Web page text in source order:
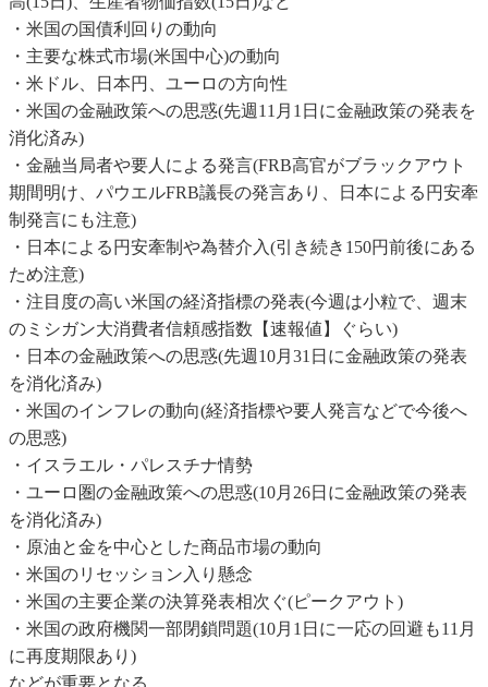
・米国の国債利回りの動向
・主要な株式市場(米国中心)の動向
・米ドル、日本円、ユーロの方向性
・米国の金融政策への思惑(先週11月1日に金融政策の発表を
消化済み)
・金融当局者や要人による発言(FRB高官がブラックアウト
期間明け、パウエルFRB議長の発言あり、日本による円安牽
制発言にも注意)
・日本による円安牽制や為替介入(引き続き150円前後にある
ため注意)
・注目度の高い米国の経済指標の発表(今週は小粒で、週末
のミシガン大消費者信頼感指数【速報値】ぐらい)
・日本の金融政策への思惑(先週10月31日に金融政策の発表
を消化済み)
・米国のインフレの動向(経済指標や要人発言などで今後へ
の思惑)
・イスラエル・パレスチナ情勢
・ユーロ圏の金融政策への思惑(10月26日に金融政策の発表
を消化済み)
・原油と金を中心とした商品市場の動向
・米国のリセッション入り懸念
・米国の主要企業の決算発表相次ぐ(ピークアウト)
・米国の政府機関一部閉鎖問題(10月1日に一応の回避も11月
に再度期限あり)